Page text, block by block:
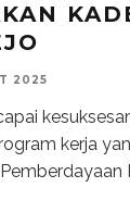
2025
kerja